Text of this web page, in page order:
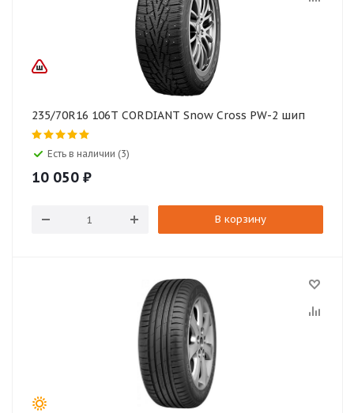
235/70R16 106T CORDIANT Snow Cross PW-2 шип
Есть в наличии (3)
10 050 ₽
В корзину